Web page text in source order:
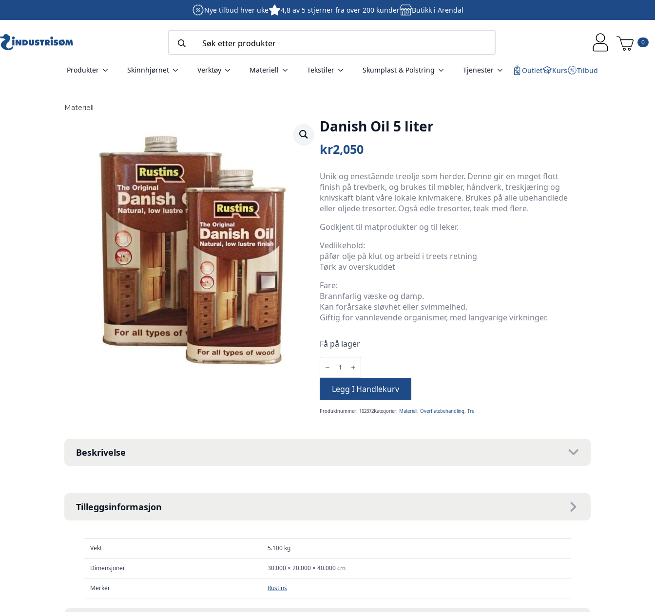
Nye tilbud hver uke 4,8 av 5 stjerner fra over 200 kunder Butikk i Arendal
for:
0
Produkter Skinnhjørnet Verktøy Materiell Tekstiler Skumplast & Polstring Tjenester Outlet Kurs Tilbud
Materiell
Danish Oil 5 liter
kr2,050
Unik og enestående treolje som herder. Denne gir en meget flott
finish på trevberk, og brukes til møbler, håndverk, treskjæring og
knivskaft blant våre lokale knivmakere. Brukes på alle ubehandlede
eller oljede tresorter. Også edle tresorter, teak med flere.
Godkjent til matprodukter og til leker.
Vedlikehold:
påfør olje på klut og arbeid i treets retning
Tørk av overskuddet
Fare:
Brannfarlig væske og damp.
Kan forårsake sløvhet eller svimmelhed.
Giftig for vannlevende organismer, med langvarige virkninger.
Få på lager
Danish
liter
Legg I Handlekurv
Produktnummer: 102372Kategorier: Materiell, Overflatebehandling, Tre
Beskrivelse
Tilleggsinformasjon
Vekt 5.100 kg
Dimensjoner 30.000 × 20.000 × 40.000 cm
Merker Rustins